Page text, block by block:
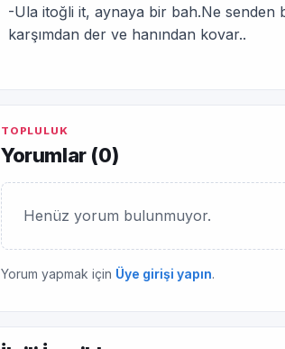
-Ula itoğli it, aynaya bir bah.Ne senden
karşımdan der ve hanından kovar..
TOPLULUK
Yorumlar (0)
Henüz yorum bulunmuyor.
Yorum yapmak için Üye girişi yapın.